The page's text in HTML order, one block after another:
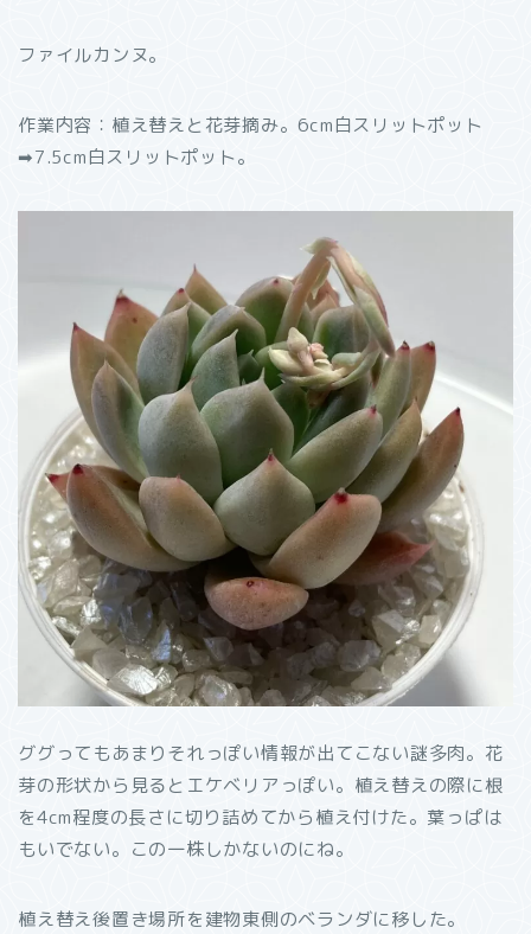
ファイルカンヌ。
作業内容：植え替えと花芽摘み。6cm白スリットポット
➡︎7.5cm白スリットポット。
ググってもあまりそれっぽい情報が出てこない謎多肉。花
芽の形状から見るとエケベリアっぽい。植え替えの際に根
を4cm程度の長さに切り詰めてから植え付けた。葉っぱは
もいでない。この一株しかないのにね。
植え替え後置き場所を建物東側のベランダに移した。